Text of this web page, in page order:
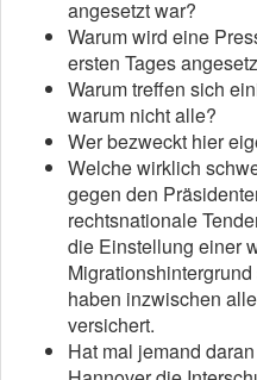
angesetzt war?
Warum wird eine
ersten Tages
Warum treffen sich
warum nicht alle?
Wer bezweckt hier
Welche wirklich
gegen den
rechtsnationale
die Einstellung einer
haben inzwischen
versichert.
Hat mal jemand